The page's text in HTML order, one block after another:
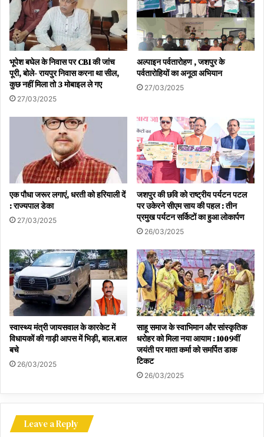
भूपेश बघेल के निवास पर CBI की जांच
पूरी, बोले- रायपुर निवास करना था सील,
कुछ नहीं मिला तो 3 मोबाइल ले गए
27/03/2025
अल्पाइन पर्वतारोहण , जशपुर के
पर्वतारोहियों का अनूठा अभियान
27/03/2025
एक पौधा जरूर लगाएं, धरती को हरियाली दें
: राज्यपाल डेका
27/03/2025
जशपुर की छवि को राष्ट्रीय पर्यटन पटल
पर उकेरने सीएम साय की पहल : तीन
प्रमुख पर्यटन सर्किटों का हुआ लोकार्पण
26/03/2025
स्वास्थ्य मंत्री जायसवाल के कारकेट में
विधायकों की गाड़ी आपस में भिड़ी, बाल.बाल
बचे
26/03/2025
साहू समाज के स्वाभिमान और सांस्कृतिक
धरोहर को मिला नया आयाम : 1009वीं
जयंती पर माता कर्मा को समर्पित डाक
टिकट
26/03/2025
Leave a Reply